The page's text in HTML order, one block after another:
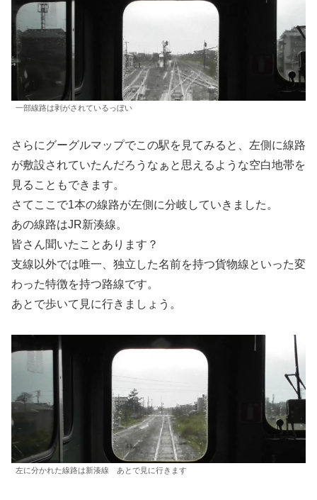
一部線路は剥がされているっぼい
さらにグーグルマップでこの駅を見てみると、左側に線路
が敷設されていたんだろうなぁと思えるような空白地帯を
見ることもできます。
さてここで1本の線路が左側に分岐していきました。
あの線路はJR新湊線。
皆さん聞いたことあります？
支線以外では唯一、独立した名前を持つ貨物線といった変
わった特徴を持つ路線です。
あとで歩いて見に行きましょう。
左に分かれた線路は新湊線 あとで見に行きます